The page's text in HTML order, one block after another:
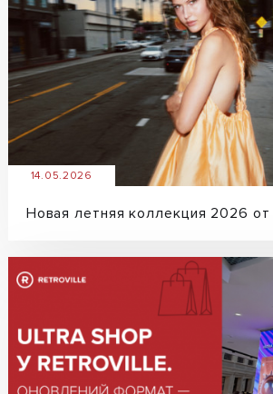
14.05.2026
Новая летняя коллекция 2026 от